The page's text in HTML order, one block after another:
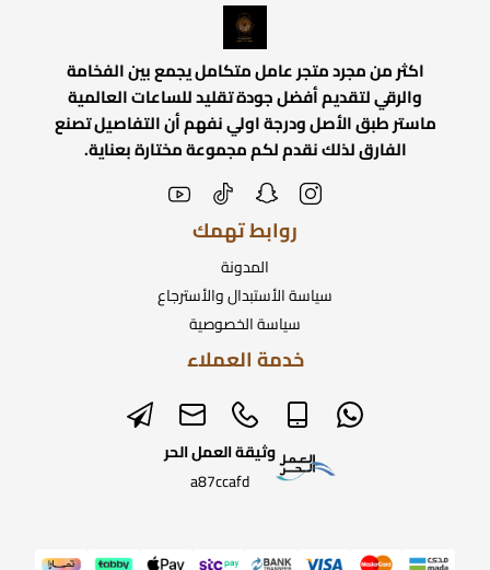
اكثر من مجرد متجر عامل متكامل يجمع بين الفخامة
والرقي لتقديم أفضل جودة تقليد للساعات العالمية
ماستر طبق الأصل ودرجة اولي نفهم أن التفاصيل تصنع
الفارق لذلك نقدم لكم مجموعة مختارة بعناية.
روابط تهمك
المدونة
سياسة الأستبدال والأسترجاع
سياسة الخصوصية
خدمة العملاء
وثيقة العمل الحر
a87ccafd